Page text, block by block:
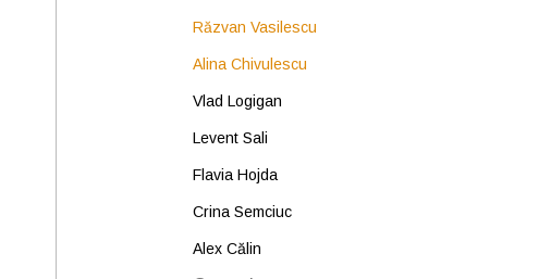
Răzvan Vasilescu
Alina Chivulescu
Vlad Logigan
Levent Sali
Flavia Hojda
Crina Semciuc
Alex Călin